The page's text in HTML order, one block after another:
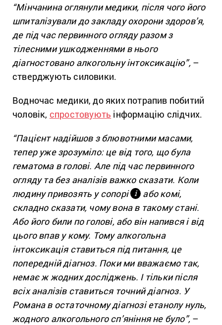
“Мінчанина оглянули медики, після чого його
шпиталізували до закладу охорони здоров’я,
де під час первинного огляду разом з
тілесними ушкодженнями в нього
діагностовано алкогольну інтоксикацію”,–
стверджують силовики.
Водночас медики, до яких потрапив побитий
чоловік, спростовують інформацію слідчих.
“Пацієнт надійшов з блювотними масами,
тепер уже зрозуміло: це від того, що була
гематома в голові. Але під час первинного
огляду та без аналізів важко сказати. Коли
людину привозять у сопорі і
або комі,
складно сказати, чому вона в такому стані.
Або його били по голові, або він напився і від
цього впав у кому. Тому алкогольна
інтоксикація ставиться під питання, це
попередній діагноз. Поки ми вважаємо так,
немає ж жодних досліджень. І тільки після
всіх аналізів ставиться точний діагноз. У
Романа в остаточному діагнозі етанолу нуль,
жодного алкогольного сп’яніння не було”, –